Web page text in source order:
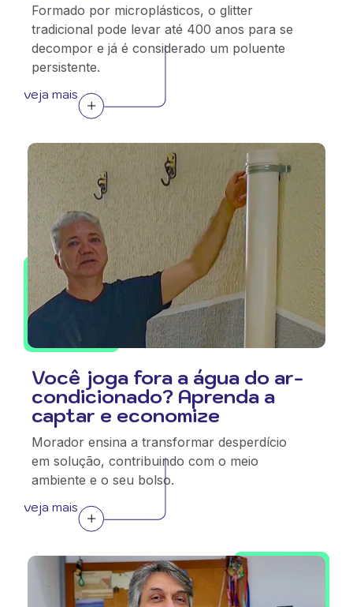
Formado por microplásticos, o glitter
tradicional pode levar até 400 anos para se
decompor e já é considerado um poluente
persistente.
veja mais
Você joga fora a água do ar-
condicionado? Aprenda a
captar e economize
Morador ensina a transformar desperdício
em solução, contribuindo com o meio
ambiente e o seu bolso.
veja mais